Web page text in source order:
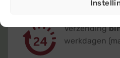
Verzending
werkdagen